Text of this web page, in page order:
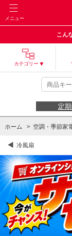
メニュー
こん
カテゴリー
定
ホーム > 空調・季節家
冷風扇